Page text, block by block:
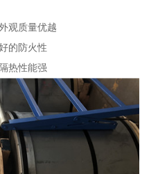
观质量优越
的防火性
热性能强